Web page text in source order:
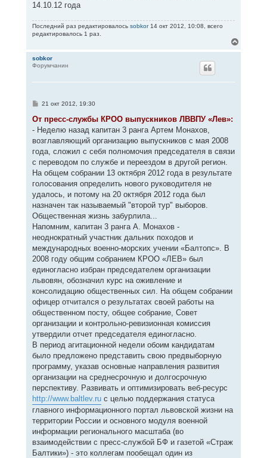
14.10.12 года
Последний раз редактировалось sobkor14 окт 2012, 10:08, всего
редактировалось 1 раз.
sobkor
Форумчанин
С
о
щ
е
и
е
21 окт 2012, 19:30
От пресс-службы КРОО выпускников ЛВВПУ «Лев»:
- Неделю назад капитан 3 ранга Артем Монахов,
возглавляющий организацию выпускников с мая 2008
года, сложил с себя полномочия председателя в связи
с переводом по службе и переездом в другой регион.
На общем собрании 13 октября 2012 года в результате
голосования определить нового руководителя не
удалось, и потому на 20 октября 2012 года был
назначен так называемый "второй тур" выборов.
Общественная жизнь забурлила...
Напомним, капитан 3 ранга А. Монахов -
неоднократный участник дальних походов и
международных военно-морских учении «Балтопс». В
2008 году общим собранием КРОО «ЛЕВ» был
единогласно избран председателем организации
львовян, обозначил курс на оживление и
консолидацию общественных сил. На общем собрании
офицер отчитался о результатах своей работы на
общественном посту, общее собрание, Совет
организации и контрольно-ревизионная комиссия
утвердили отчет председателя единогласно.
В период агитационной недели обоим кандидатам
было предложено представить свою предвыборную
программу, указав основные направления развития
организации на среднесрочную и долгосрочную
перспективу. Развивать и оптимизировать веб-ресурс
http://www.baltlev.ruс целью поддержания статуса
главного информационного портал львовской жизни на
территории России и основного модуля военной
информации регионального масштаба (во
взаимодействии с пресс-службой БФ и газетой «Страж
Балтики») - это коллегам пообещал один из